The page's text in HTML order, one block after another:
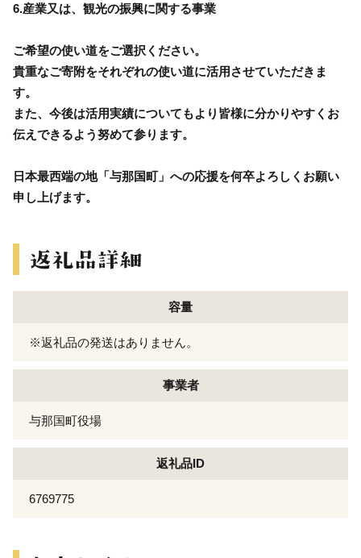
6.産業又は、観光の振興に関する事業
ご希望の使い道をご選択ください。
貴重なご寄附をそれぞれの使い道に活用させていただきま
す。
また、今後は活用実績についてもより皆様に分かりやすくお
伝えできるよう努めて参ります。
日本最西端の地「与那国町」への応援を何卒よろしくお願い
申し上げます。
容量
※返礼品の発送はありません。
事業者
与那国町役場
返礼品ID
6769775